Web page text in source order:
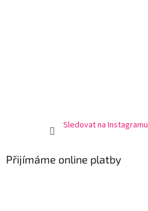
Sledovat na Instagramu
Přijímáme online platby